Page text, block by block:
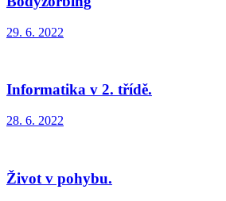
29. 6. 2022
Informatika v 2. třídě.
28. 6. 2022
Život v pohybu.